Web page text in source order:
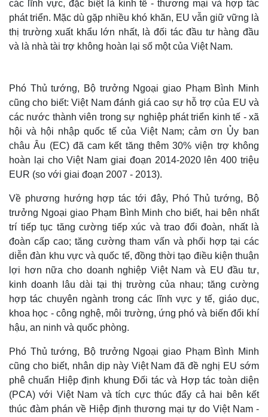
Thế giới
Quan sát
Cuộc sống đó đây
Hồ sơ
Video
Ảnh
E-Magazine
các lĩnh vực, đặc biệt là kinh tế - thương mại và hợp tác
phát triển. Mặc dù gặp nhiều khó khăn, EU vẫn giữ vững là
thị trường xuất khẩu lớn nhất, là đối tác đầu tư hàng đầu
và là nhà tài trợ không hoàn lại số một của Việt Nam.
Phó Thủ tướng, Bộ trưởng Ngoại giao Phạm Bình Minh
cũng cho biết: Việt Nam đánh giá cao sự hỗ trợ của EU và
các nước thành viên trong sự nghiệp phát triển kinh tế - xã
hội và hội nhập quốc tế của Việt Nam; cảm ơn Ủy ban
châu Âu (EC) đã cam kết tăng thêm 30% viện trợ không
hoàn lại cho Việt Nam giai đoạn 2014-2020 lên 400 triệu
EUR (so với giai đoạn 2007 - 2013).
Về phương hướng hợp tác tới đây, Phó Thủ tướng, Bộ
trưởng Ngoại giao Phạm Bình Minh cho biết, hai bên nhất
trí tiếp tục tăng cường tiếp xúc và trao đổi đoàn, nhất là
đoàn cấp cao; tăng cường tham vấn và phối hợp tại các
diễn đàn khu vực và quốc tế, đồng thời tạo điều kiện thuận
lợi hơn nữa cho doanh nghiệp Việt Nam và EU đầu tư,
kinh doanh lâu dài tại thị trường của nhau; tăng cường
hợp tác chuyên ngành trong các lĩnh vực y tế, giáo dục,
khoa học - công nghệ, môi trường, ứng phó và biến đổi khí
hậu, an ninh và quốc phòng.
Phó Thủ tướng, Bộ trưởng Ngoại giao Phạm Bình Minh
cũng cho biết, nhân dịp này Việt Nam đã đề nghị EU sớm
phê chuẩn Hiệp định khung Đối tác và Hợp tác toàn diện
(PCA) với Việt Nam và tích cực thúc đẩy cả hai bên kết
thúc đàm phán về Hiệp định thương mại tự do Việt Nam -